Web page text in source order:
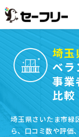
埼玉
ベ
事業
比較
埼玉県さいたま市緑
ら、口コミ数や評価